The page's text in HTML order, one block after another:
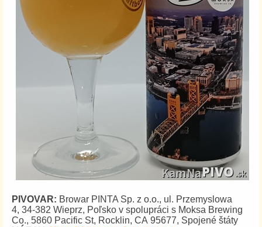
PIVOVAR: Browar PINTA Sp. z o.o., ul. Przemyslowa
4, 34-382 Wieprz, Poľsko v spolupráci s Moksa Brewing
Co., 5860 Pacific St, Rocklin, CA 95677, Spojené štáty